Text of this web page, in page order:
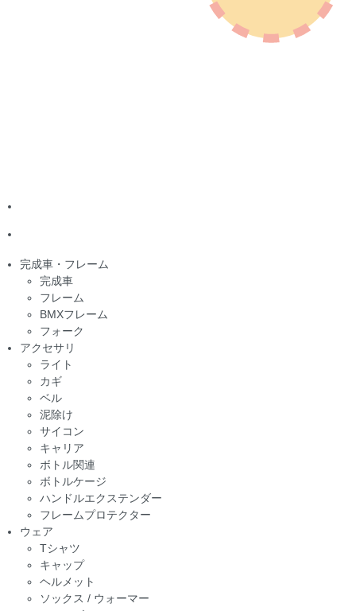
完成車・フレーム
完成車
フレーム
BMXフレーム
フォーク
アクセサリ
ライト
カギ
ベル
泥除け
サイコン
キャリア
ボトル関連
ボトルケージ
ハンドルエクステンダー
フレームプロテクター
ウェア
Tシャツ
キャップ
ヘルメット
ソックス / ウォーマー